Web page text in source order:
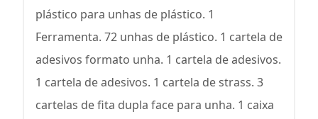
plástico para unhas de plástico. 1
Ferramenta. 72 unhas de plástico. 1 cartela de
adesivos formato unha. 1 cartela de adesivos.
1 cartela de adesivos. 1 cartela de strass. 3
cartelas de fita dupla face para unha. 1 caixa